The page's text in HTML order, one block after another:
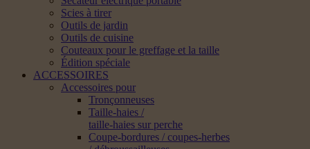
Scies à tirer
Outils de jardin
Outils de cuisine
Couteaux pour le greffage et la taille
Édition spéciale
ACCESSOIRES
Accessoires pour
Tronçonneuses
Taille-haies /
taille-haies sur perche
Coupe-bordures / coupes-herbes